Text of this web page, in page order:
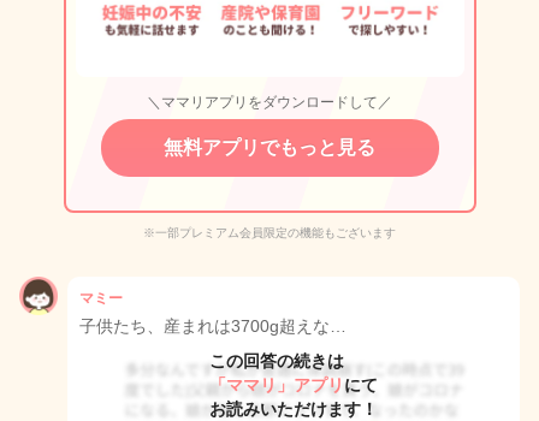
＼ママリアプリをダウンロードして／
無料アプリでもっと見る
※一部プレミアム会員限定の機能もございます
マミー
子供たち、産まれは3700g超えな…
この回答の続きは
「ママリ」アプリ にて
お読みいただけます！